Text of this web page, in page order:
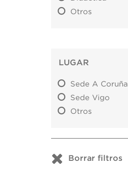
Otros
LUGAR
Sede A Coruña
Sede Vigo
Otros
Borrar filtros